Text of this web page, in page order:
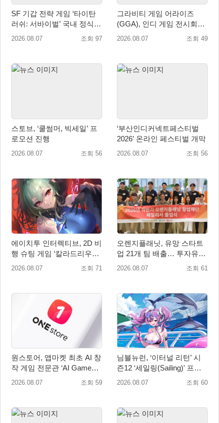
SF 기갑 전략 게임 ‘타이탄
러쉬: 서바이벌’ 국내 정식
출시
2026.08.07 조회 97
그라비티 게임 어라이즈
(GGA), 인디 게임 전시회
‘도쿄 게임 던전 13’ 참가!
2026.08.07 조회 49
스토브, ‘쿨썸머, 빅세일’ 프
로모션 진행
2026.08.07 조회 56
‘부산인디커넥트페스티벌
2026’ 온라인 페스티벌 개막
2026.08.07 조회 56
에이치투 인터렉티브, 2D 비
행 슈팅 게임 ‘칼라드리우스
2/다크 엘레멘트’ 올 겨울 전
2026.08.07 조회 71
오렌지플래닛, 유망 스타트
업 21개 팀 배출… 투자유치∙
매출성장 성과 눈길
2026.08.07 조회 61
원스토어, 앱마켓 최초 AI 창
작 게임 전문관 ‘AI Games’
오픈
2026.08.07 조회 59
님블뉴런, ‘이터널 리턴’ 시
즌12 ‘세일링(Sailing)’ 프리
시즌 시작
2026.08.07 조회 60